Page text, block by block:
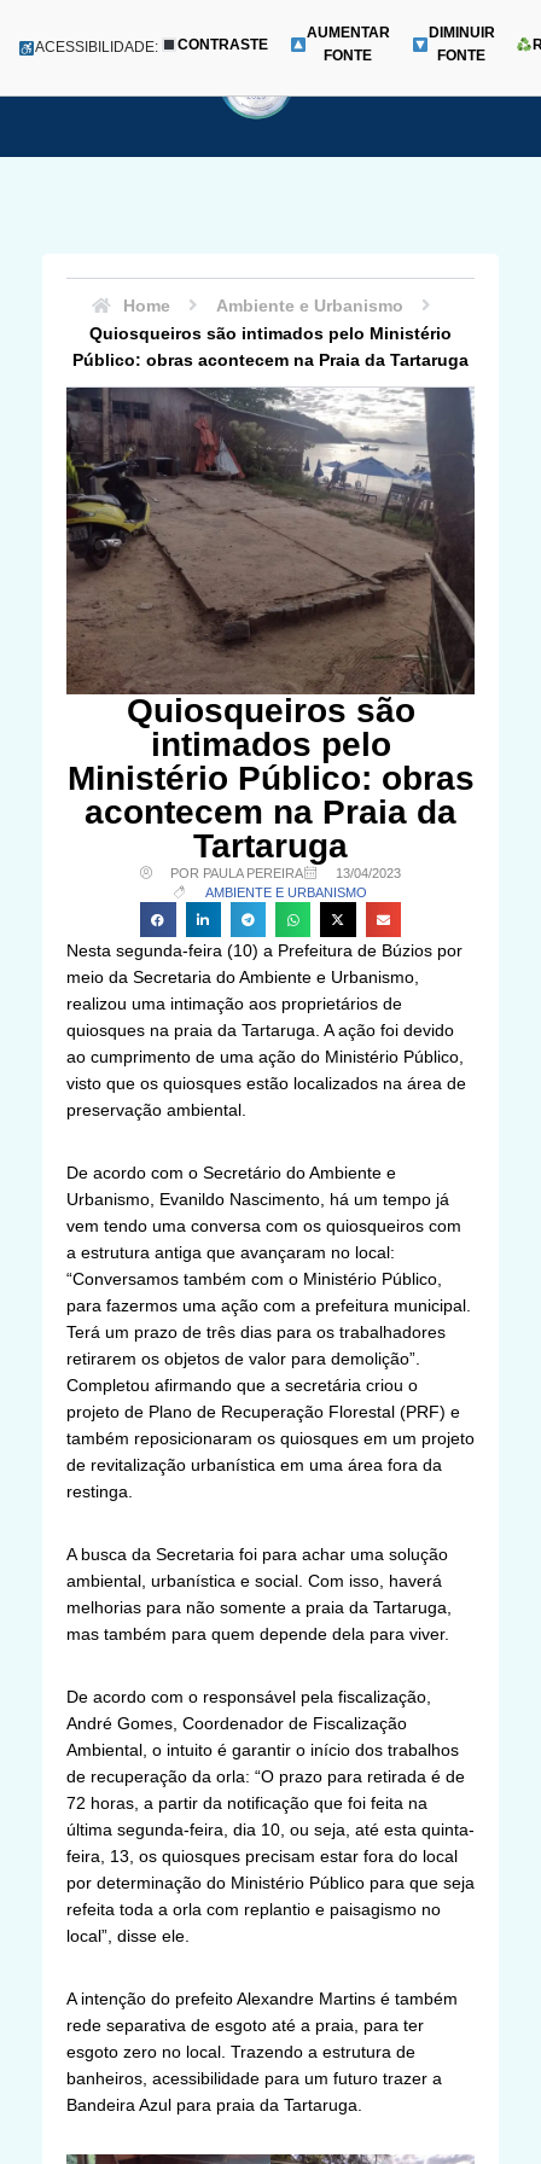
para
Menu
ACESSIBILIDADE: CONTRASTE
AUMENTAR
FONTE
DIMINUIR
FONTE
Home
Ambiente e Urbanismo
Quiosqueiros são intimados pelo Ministério
Público: obras acontecem na Praia da Tartaruga
Quiosqueiros são
intimados pelo
Ministério Público: obras
acontecem na Praia da
Tartaruga
POR PAULA PEREIRA
13/04/2023
AMBIENTE E URBANISMO
Nesta segunda-feira (10) a Prefeitura de Búzios por
meio da Secretaria do Ambiente e Urbanismo,
realizou uma intimação aos proprietários de
quiosques na praia da Tartaruga. A ação foi devido
ao cumprimento de uma ação do Ministério Público,
visto que os quiosques estão localizados na área de
preservação ambiental.
De acordo com o Secretário do Ambiente e
Urbanismo, Evanildo Nascimento, há um tempo já
vem tendo uma conversa com os quiosqueiros com
a estrutura antiga que avançaram no local:
“Conversamos também com o Ministério Público,
para fazermos uma ação com a prefeitura municipal.
Terá um prazo de três dias para os trabalhadores
retirarem os objetos de valor para demolição”.
Completou afirmando que a secretária criou o
projeto de Plano de Recuperação Florestal (PRF) e
também reposicionaram os quiosques em um projeto
de revitalização urbanística em uma área fora da
restinga.
A busca da Secretaria foi para achar uma solução
ambiental, urbanística e social. Com isso, haverá
melhorias para não somente a praia da Tartaruga,
mas também para quem depende dela para viver.
De acordo com o responsável pela fiscalização,
André Gomes, Coordenador de Fiscalização
Ambiental, o intuito é garantir o início dos trabalhos
de recuperação da orla: “O prazo para retirada é de
72 horas, a partir da notificação que foi feita na
última segunda-feira, dia 10, ou seja, até esta quinta-
feira, 13, os quiosques precisam estar fora do local
por determinação do Ministério Público para que seja
refeita toda a orla com replantio e paisagismo no
local”, disse ele.
A intenção do prefeito Alexandre Martins é também
rede separativa de esgoto até a praia, para ter
esgoto zero no local. Trazendo a estrutura de
banheiros, acessibilidade para um futuro trazer a
Bandeira Azul para praia da Tartaruga.